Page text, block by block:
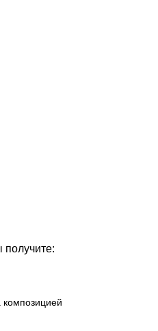
получите:
композицией